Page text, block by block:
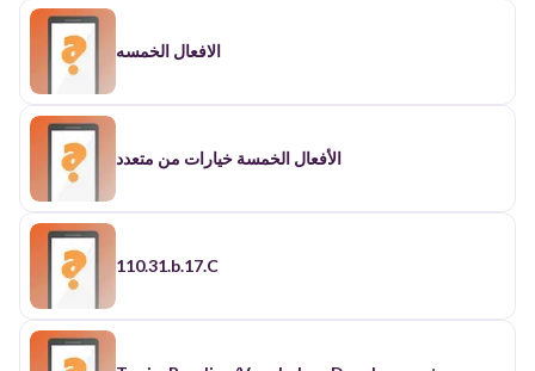
الافعال الخمسه
الأفعال الخمسة خيارات من متعدد
110.31.b.17.C